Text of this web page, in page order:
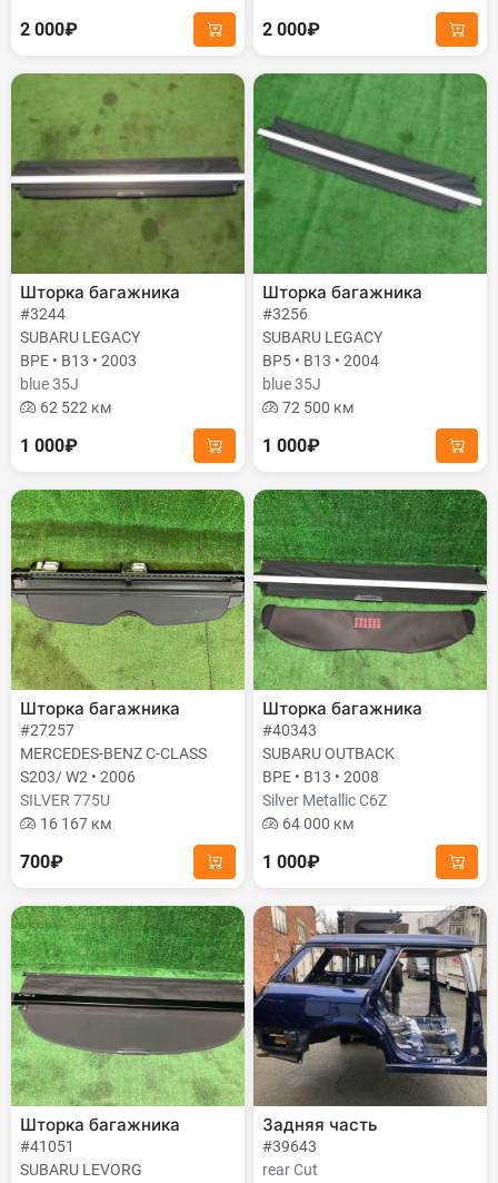
2 000₽ 2 000₽
Шторка багажника
#3244
SUBARU LEGACY
BPE • B13 • 2003
blue 35J
62 522 км
1 000₽
Шторка багажника
#3256
SUBARU LEGACY
BP5 • B13 • 2004
blue 35J
72 500 км
1 000₽
Шторка багажника
#27257
MERCEDES-BENZ C-CLASS
S203/ W2 • 2006
SILVER 775U
16 167 км
700₽
Шторка багажника
#40343
SUBARU OUTBACK
BPE • B13 • 2008
Silver Metallic C6Z
64 000 км
1 000₽
Шторка багажника
#41051
SUBARU LEVORG
Задняя часть
#39643
rear Cut